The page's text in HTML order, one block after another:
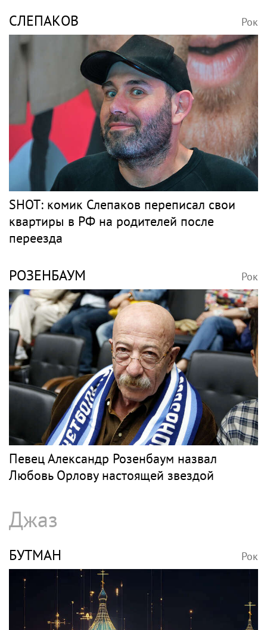
СЛЕПАКОВ Рок
SHOT: комик Слепаков переписал свои
квартиры в РФ на родителей после
переезда
РОЗЕНБАУМ Рок
Певец Александр Розенбаум назвал
Любовь Орлову настоящей звездой
Джаз
БУТМАН Рок